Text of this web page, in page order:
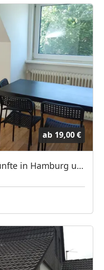
ab 19,00 €
ALGE Company Unterkünfte in Hamburg und Umgebung